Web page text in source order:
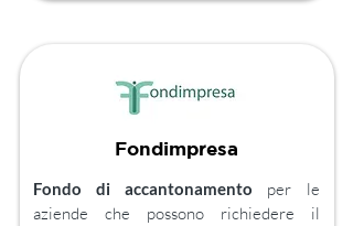
Fondimpresa
Fondo di accantonamento per le
aziende che possono richiedere il